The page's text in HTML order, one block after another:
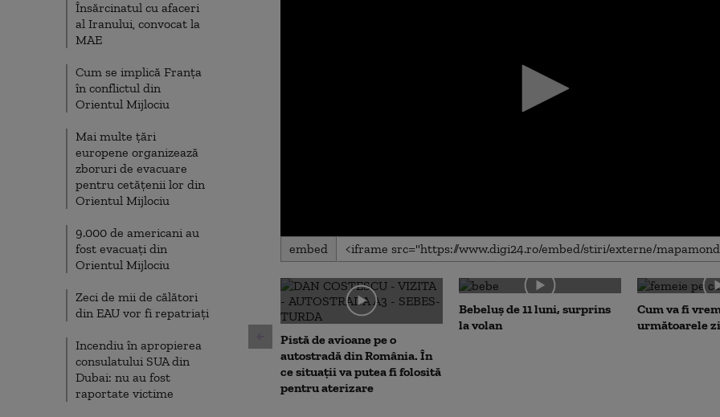
Însărcinatul cu afaceri
al Iranului, convocat la
MAE
Cum se implică Franța
în conflictul din
Orientul Mijlociu
Mai multe țări
europene organizează
zboruri de evacuare
pentru cetățenii lor din
Orientul Mijlociu
9.000 de americani au
fost evacuați din
Orientul Mijlociu
Zeci de mii de călători
din EAU vor fi repatriați
Incendiu în apropierea
consulatului SUA din
Dubai: nu au fost
raportate victime
0
seconds
0
secondsVolume
90%
embed
Pistă de avioane pe o
autostradă din România. În
ce situații va putea fi folosită
pentru aterizare
Bebeluș de 11 luni, surprins
la volan
Cum va fi
următoarele